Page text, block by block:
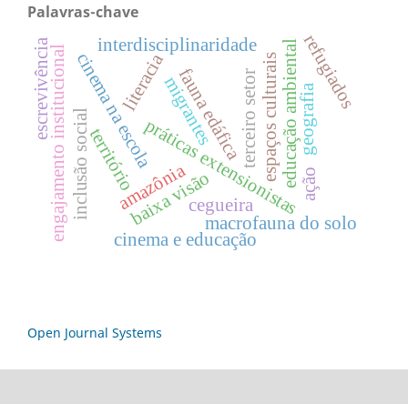
Palavras-chave
espaços culturais
práticas extensionistas
amazônia
macrofauna do solo
fauna edáfica educação ambiental
cinema e educação
cinema na escola terceiro setor
engajamento institucional interdisciplinaridade
território
refugiados
migrantes
cegueira
baixa visão
inclusão social
literacia
ação
escrevivência geografia
Open Journal Systems